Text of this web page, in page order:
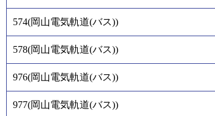
574(岡山電気軌道(バス))
578(岡山電気軌道(バス))
976(岡山電気軌道(バス))
977(岡山電気軌道(バス))